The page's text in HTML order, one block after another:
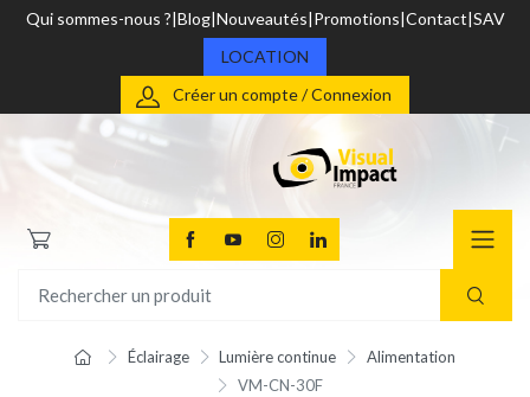
Qui sommes-nous ? Blog Nouveautés Promotions Contact SAV
LOCATION
Créer un compte / Connexion
Éclairage Lumière continue
Alimentation
VM-CN-30F